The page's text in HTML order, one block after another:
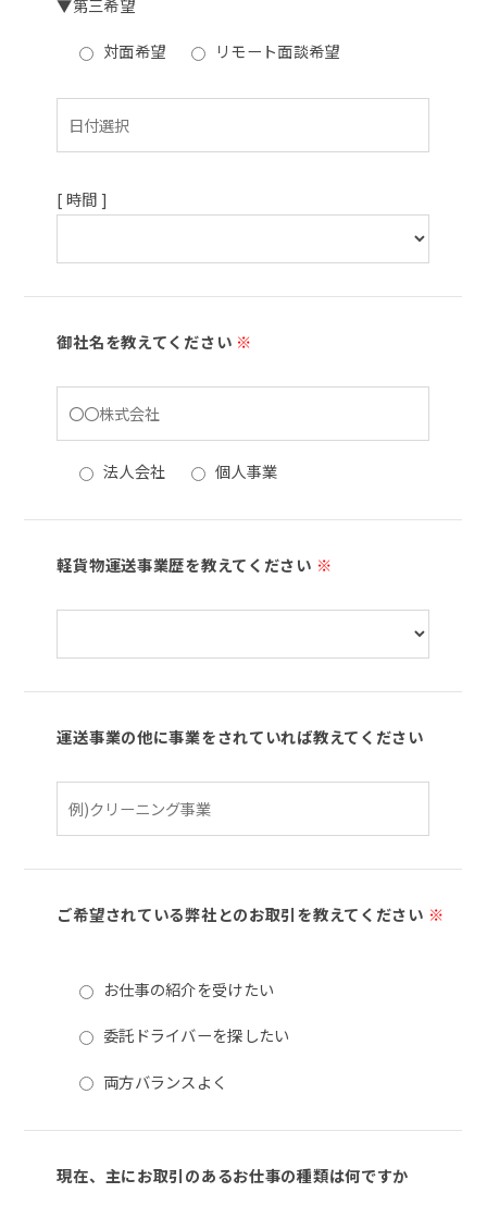
▼第三希望
対面希望 リモート面談希望
[ 時間 ]
御社名を教えてください ※
法人会社 個人事業
軽貨物運送事業歴を教えてください ※
運送事業の他に事業をされていれば教えてください
ご希望されている弊社とのお取引を教えてください ※
お仕事の紹介を受けたい
委託ドライバーを探したい
両方バランスよく
現在、主にお取引のあるお仕事の種類は何ですか